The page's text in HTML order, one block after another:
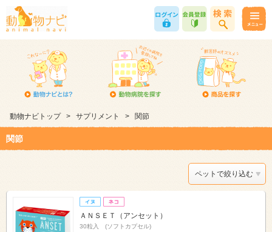
動物ナビトップ > サプリメント > 関節
関節
ペットで絞り込む
ＡＮＳＥＴ（アンセット）
30粒入 (ソフトカプセル)